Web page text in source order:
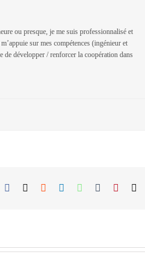
ou presque, je me suis professionnalisé et
sur mes compétences (ingénieur et
développer / renforcer la coopération dans
Facebook Reddit LinkedInWhatsApp
Tumblr